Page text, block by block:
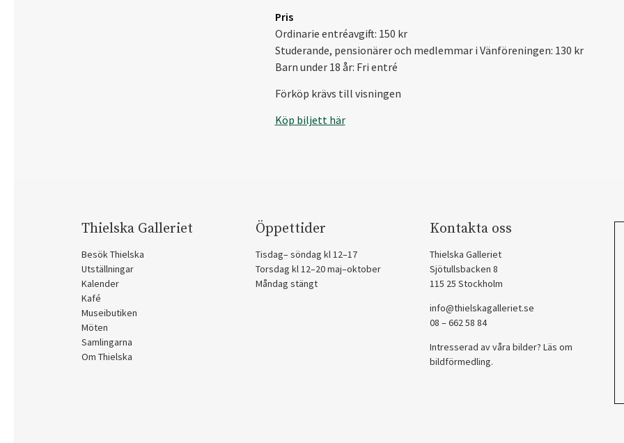
Pris
Ordinarie entréavgift: 150 kr
Studerande, pensionärer och medlemmar i Vänföreningen: 130 kr
Barn under 18 år: Fri entré
Förköp krävs till visningen
Köp biljett här
Thielska Galleriet
Besök Thielska
Utställningar
Kalender
Kafé
Museibutiken
Möten
Samlingarna
Om Thielska
Öppettider
Tisdag– söndag kl 12–17
Torsdag kl 12–20 maj–oktober
Måndag stängt
Kontakta oss
Thielska Galleriet
Sjötullsbacken 8
115 25 Stockholm
info@thielskagalleriet.se
08 – 662 58 84
Intresserad av våra bilder? Läs om
bildförmedling.